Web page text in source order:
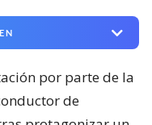
por parte de la
de